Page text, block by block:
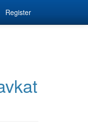
Register